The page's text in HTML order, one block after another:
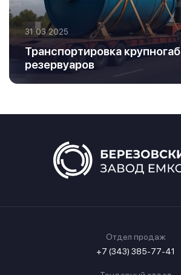
31.03.2025
Транспортировка
резервуаров
Отдел продаж
+7 (343) 385-77-41